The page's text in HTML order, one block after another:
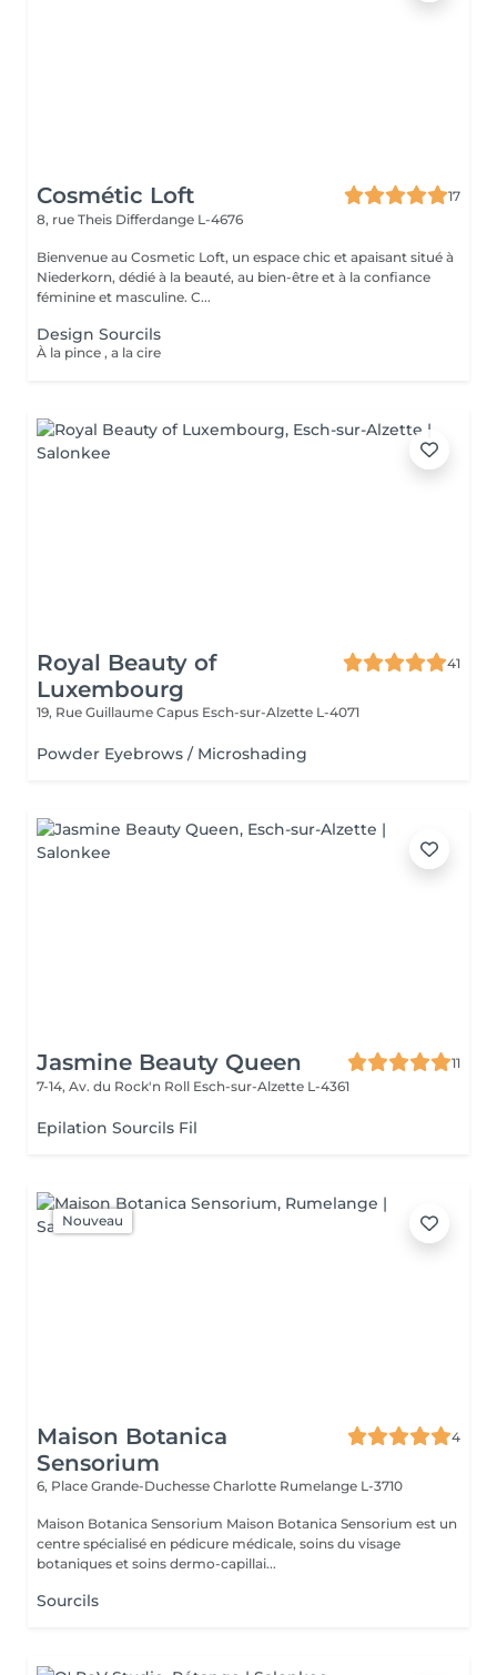
Cosmétic Loft
17
8, rue Theis Differdange L-4676
Bienvenue au Cosmetic Loft, un espace chic et apaisant situé à
Niederkorn, dédié à la beauté, au bien-être et à la confiance
féminine et masculine. C...
Design Sourcils
À la pince , a la cire
Royal Beauty of
Luxembourg
41
19, Rue Guillaume Capus Esch-sur-Alzette L-4071
Powder Eyebrows / Microshading
Jasmine Beauty Queen
11
7-14, Av. du Rock'n Roll Esch-sur-Alzette L-4361
Epilation Sourcils Fil
Nouveau
Maison Botanica
Sensorium
4
6, Place Grande-Duchesse Charlotte Rumelange L-3710
Maison Botanica Sensorium Maison Botanica Sensorium est un
centre spécialisé en pédicure médicale, soins du visage
botaniques et soins dermo-capillai...
Sourcils